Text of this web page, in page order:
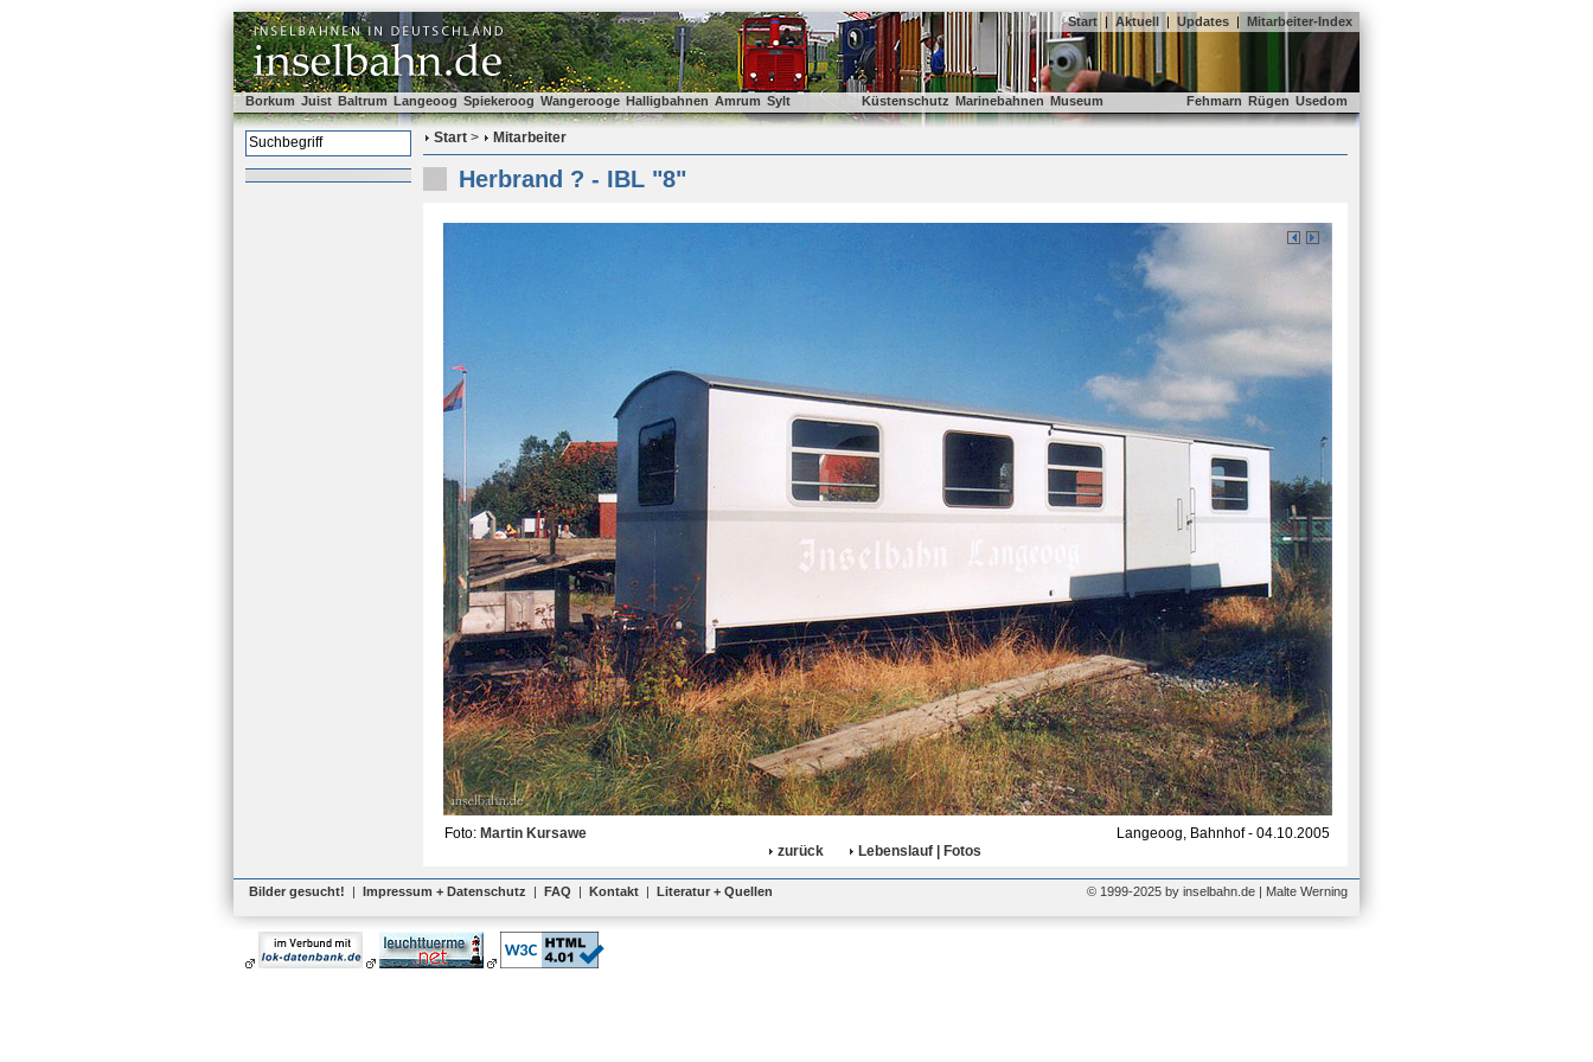
Start | Aktuell | Updates | Mitarbeiter-Index
Borkum Juist Baltrum Langeoog Spiekeroog Wangerooge Halligbahnen Amrum Sylt Küstenschutz Marinebahnen Museum Fehmarn Rügen Usedom
Start > Mitarbeiter
Herbrand ? - IBL "8"
Foto: Martin Kursawe
Langeoog, Bahnhof - 04.10.2005
zurück
Lebenslauf | Fotos
Bilder gesucht! | Impressum + Datenschutz | FAQ | Kontakt | Literatur + Quellen © 1999-2025 by inselbahn.de | Malte Werning